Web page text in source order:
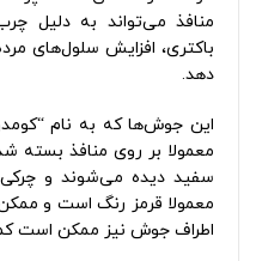
منافذ می‌تواند به دلیل
باکتری، افزایش سلول‌های
دهد.
این جوش‌ها که به نام
معمولا بر روی منافذ
سفید دیده می‌شوند و
معمولا قرمز رنگ است و
اطراف جوش نیز ممکن است